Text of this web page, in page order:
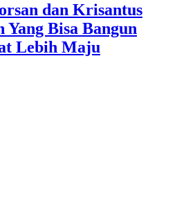
dan Krisantus
Yang Bisa Bangun
Lebih Maju